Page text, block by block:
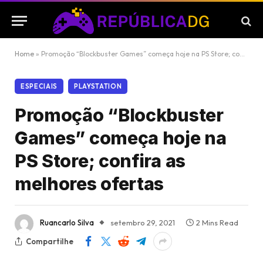
Home » Promoção “Blockbuster Games” começa hoje na PS Store; confira as melhores ofertas
ESPECIAIS PLAYSTATION
Promoção “Blockbuster
Games” começa hoje na
PS Store; confira as
melhores ofertas
Ruancarlo Silva setembro 29, 2021
2 Mins Read
Compartilhe